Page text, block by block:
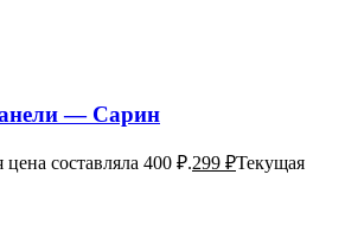
— Сарин
составляла 400 ₽.299 ₽Текущая